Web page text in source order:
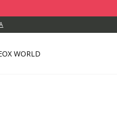
WORLD